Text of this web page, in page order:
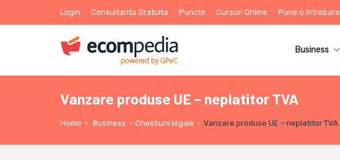
Login Consultanta Gratuita Puncte Cursuri Online Pune o întrebare
Business
Vanzare produse UE – neplatitor TVA
Home - Business - Chestiuni legale - Vanzare produse UE – neplatitor TVA